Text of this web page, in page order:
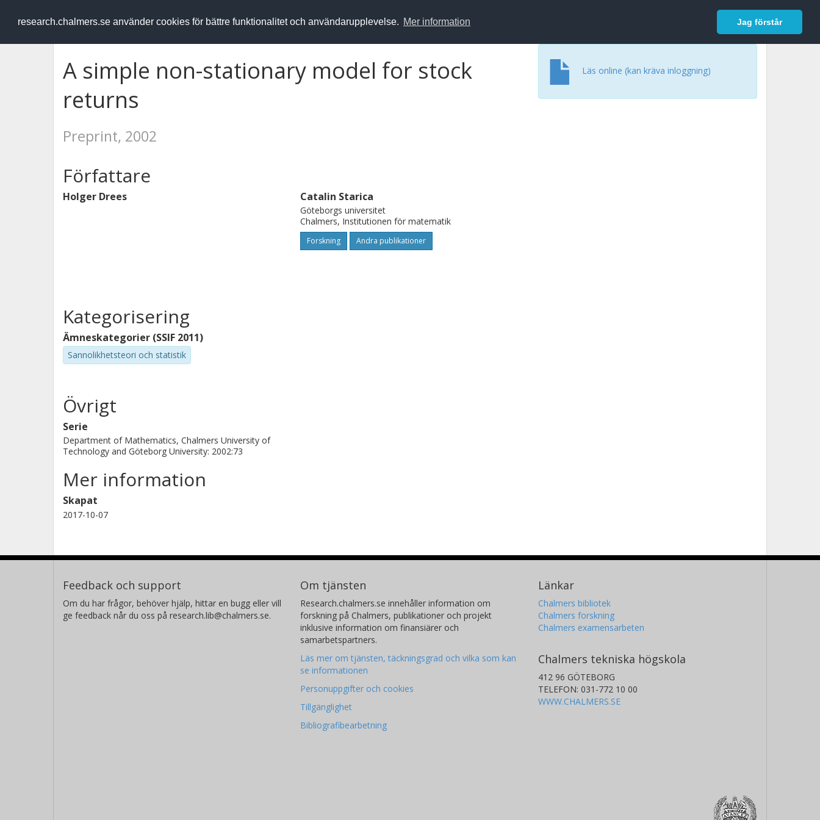
research.chalmers.se använder cookies för bättre funktionalitet och användarupplevelse. Mer information Jag förstår
RESEARCH.chalmers.se Logga in
A simple non-stationary model for stock
returns
Preprint, 2002
Läs online (kan kräva inloggning)
Författare
Holger Drees Catalin Starica
Göteborgs universitet
Chalmers, Institutionen för matematik
Forskning Andra publikationer
Kategorisering
Ämneskategorier (SSIF 2011)
Sannolikhetsteori och statistik
Övrigt
Serie
Department of Mathematics, Chalmers University of
Technology and Göteborg University: 2002:73
Mer information
Skapat
2017-10-07
Feedback och support
Om du har frågor, behöver hjälp, hittar en bugg eller vill
ge feedback når du oss på research.lib@chalmers.se.
Om tjänsten
Research.chalmers.se innehåller information om
forskning på Chalmers, publikationer och projekt
inklusive information om finansiärer och
samarbetspartners.
Läs mer om tjänsten, täckningsgrad och vilka som kan
se informationen
Personuppgifter och cookies
Tillgänglighet
Bibliografibearbetning
Länkar
Chalmers bibliotek
Chalmers forskning
Chalmers examensarbeten
Chalmers tekniska högskola
412 96 GÖTEBORG
TELEFON: 031-772 10 00
WWW.CHALMERS.SE